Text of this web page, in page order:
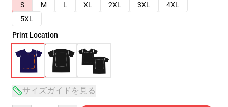
S
M L XL 2XL 3XL
4XL
5XL
Print Location
サイズガイドを見る